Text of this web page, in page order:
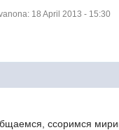
18 April 2013 - 15:30
ссоримся